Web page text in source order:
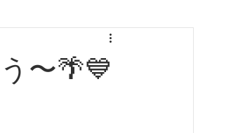
〜🌴💙